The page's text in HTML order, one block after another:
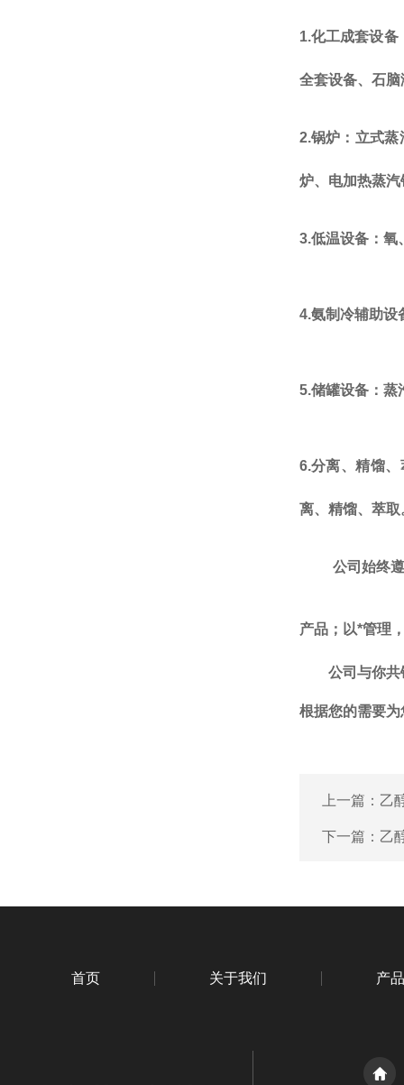
1.化工成套设备
全套设备、石脑
2.锅炉：立式蒸
炉、电加热蒸汽
3.低温设备：氧
4.氨制冷辅助设
5.储罐设备：蒸
6.分离、精馏
离、精馏、萃取
公司始终
产品；以*管理
公司 与你共
根据您的需要
上一篇： 乙
下一篇： 乙
首页 关于我们 产